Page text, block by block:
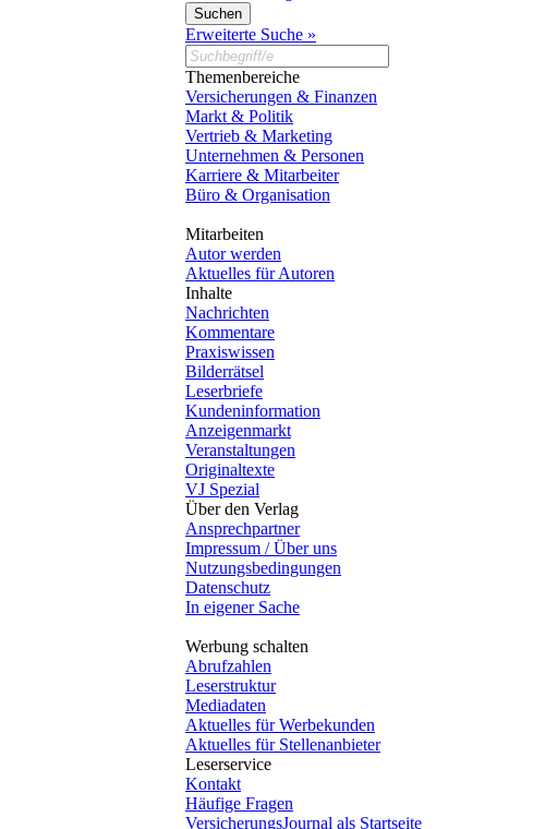
Erweiterte Suche »
Themenbereiche
Versicherungen & Finanzen
Markt & Politik
Vertrieb & Marketing
Unternehmen & Personen
Karriere & Mitarbeiter
Büro & Organisation
Mitarbeiten
Autor werden
Aktuelles für Autoren
Inhalte
Nachrichten
Kommentare
Praxiswissen
Bilderrätsel
Leserbriefe
Kundeninformation
Anzeigenmarkt
Veranstaltungen
Originaltexte
VJ Spezial
Über den Verlag
Ansprechpartner
Impressum / Über uns
Nutzungsbedingungen
Datenschutz
In eigener Sache
Werbung schalten
Abrufzahlen
Leserstruktur
Mediadaten
Aktuelles für Werbekunden
Aktuelles für Stellenanbieter
Leserservice
Kontakt
Häufige Fragen
VersicherungsJournal als Startseite